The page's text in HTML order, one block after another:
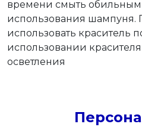
времени смыть обильным
использования шампуня.
использовать краситель
использовании
осветления